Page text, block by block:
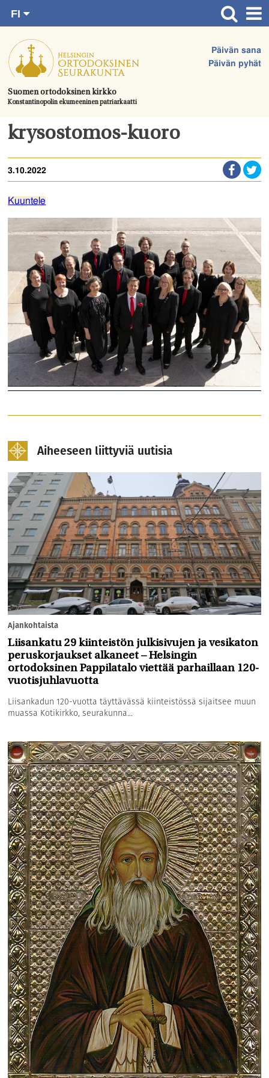
suoraan
sisältöön.
Suomen ortodoksinen kirkko
Konstantinopolin ekumeeninen patriarkaatti
Päivän sana
Päivän pyhät
FI
SV
EN
UA
Etusivu
Ajankohtaista
Juhlat & toimitukset
Kirkot
Tule mukaan
Hautausmaa
Yhteystiedot
krysostomos-kuoro
3.10.2022
Kuuntele
Aiheeseen liittyviä uutisia
Ajankohtaista
Liisankatu 29 kiinteistön julkisivujen ja vesikaton
peruskorjaukset alkaneet – Helsingin
ortodoksinen Pappilatalo viettää parhaillaan 120-
vuotisjuhlavuotta
Liisankadun 120-vuotta täyttävässä kiinteistössä sijaitsee muun
muassa Kotikirkko, seurakunna...